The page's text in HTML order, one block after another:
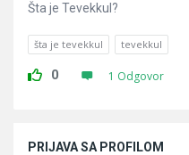
Šta je Tevekkul?
šta je tevekkul tevekkul
0 1 Odgovor
PRIJAVA SA PROFILOM